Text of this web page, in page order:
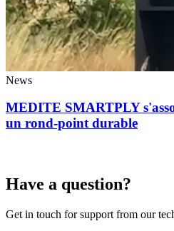
News
MEDITE SMARTPLY
un rond-point durable
Have a question?
Get in touch for support from our